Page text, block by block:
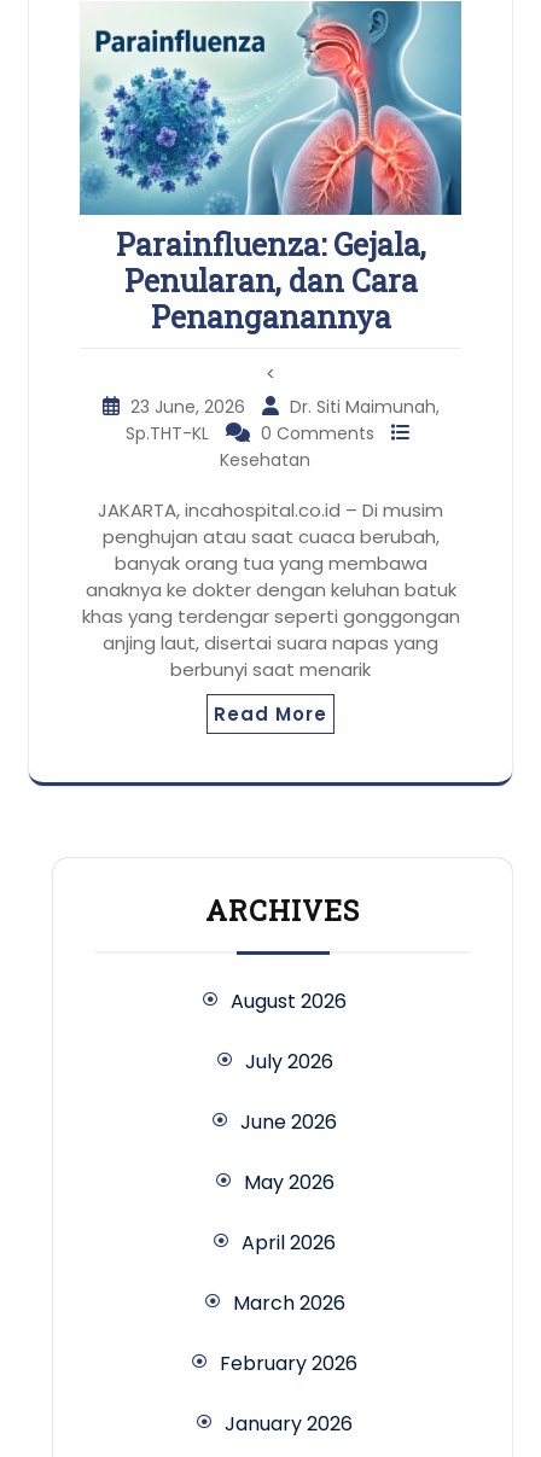
Parainfluenza: Gejala,
Penularan, dan Cara
Penanganannya
<
23 June, 2026
Dr. Siti Maimunah,
Sp.THT-KL
0 Comments
Kesehatan
JAKARTA, incahospital.co.id – Di musim
penghujan atau saat cuaca berubah,
banyak orang tua yang membawa
anaknya ke dokter dengan keluhan batuk
khas yang terdengar seperti gonggongan
anjing laut, disertai suara napas yang
berbunyi saat menarik
Read More
ARCHIVES
August 2026
July 2026
June 2026
May 2026
April 2026
March 2026
February 2026
January 2026